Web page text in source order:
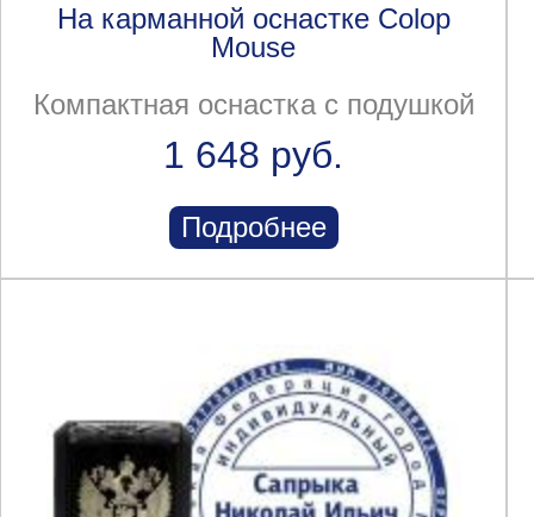
На карманной оснастке Colop
Mouse
Компактная оснастка с подушкой
1 648 руб.
Подробнее